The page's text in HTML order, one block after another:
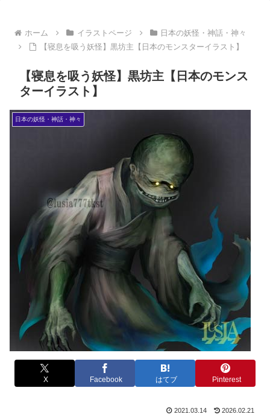
ホーム イラストページ
日本の妖怪・神話・神々
【寝息を吸う妖怪】黒坊主【日本のモンスターイラスト】
【寝息を吸う妖怪】黒坊主【日本のモンス
ターイラスト】
日本の妖怪・神話・神々
X Facebook はてブ Pinterest
2021.03.14 2026.02.21